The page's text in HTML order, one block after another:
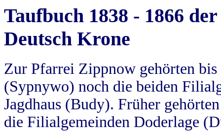
Taufbuch 1838 - 1866
Deutsch Krone
Zur Pfarrei Zippnow gehörten
(Sypnywo) noch die beiden
Jagdhaus (Budy). Früher
die Filialgemeinden Doderlage